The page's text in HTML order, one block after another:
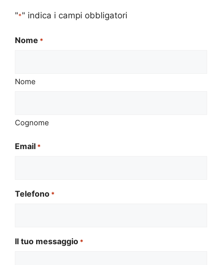
"*" indica i campi obbligatori
Nome *
Nome
Cognome
Email *
Telefono *
Il tuo messaggio *